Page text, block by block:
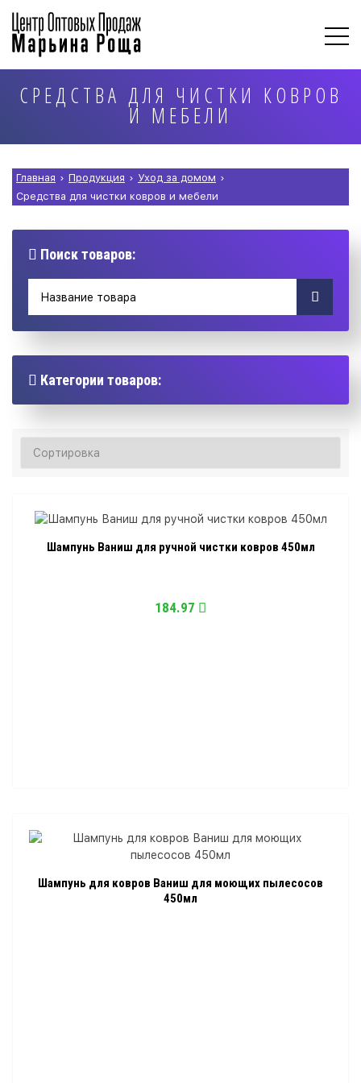
СРЕДСТВА ДЛЯ ЧИСТКИ КОВРОВ
И МЕБЕЛИ
Главная › Продукция › Уход за домом ›
Средства для чистки ковров и мебели
Поиск товаров:
Категории товаров:
Шампунь Ваниш для ручной чистки ковров 450мл
184.97
Шампунь для ковров Ваниш для моющих пылесосов
450мл